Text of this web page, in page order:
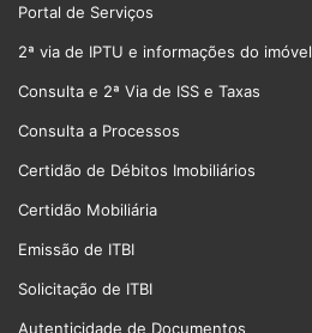
Portal de Serviços
2ª via de IPTU e informações do imóvel
Consulta e 2ª Via de ISS e Taxas
Consulta a Processos
Certidão de Débitos Imobiliários
Certidão Mobiliária
Emissão de ITBI
Solicitação de ITBI
Autenticidade de Documentos